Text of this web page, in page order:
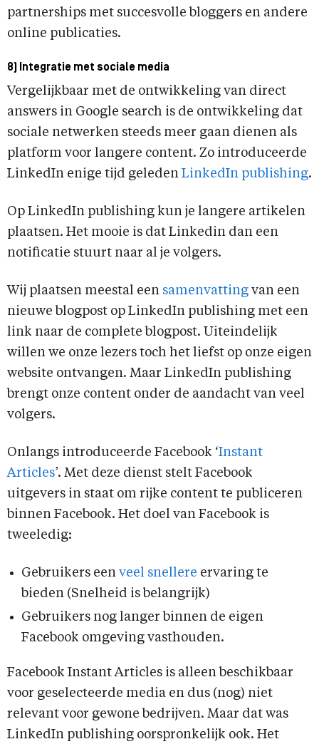
partnerships met succesvolle bloggers en andere
online publicaties.
8) Integratie met sociale media
Vergelijkbaar met de ontwikkeling van direct
answers in Google search is de ontwikkeling dat
sociale netwerken steeds meer gaan dienen als
platform voor langere content. Zo introduceerde
LinkedIn enige tijd geleden LinkedIn publishing.
Op LinkedIn publishing kun je langere artikelen
plaatsen. Het mooie is dat Linkedin dan een
notificatie stuurt naar al je volgers.
Wij plaatsen meestal een samenvatting van een
nieuwe blogpost op LinkedIn publishing met een
link naar de complete blogpost. Uiteindelijk
willen we onze lezers toch het liefst op onze eigen
website ontvangen. Maar LinkedIn publishing
brengt onze content onder de aandacht van veel
volgers.
Onlangs introduceerde Facebook ‘Instant
Articles’. Met deze dienst stelt Facebook
uitgevers in staat om rijke content te publiceren
binnen Facebook. Het doel van Facebook is
tweeledig:
Gebruikers een veel snellere ervaring te
bieden (Snelheid is belangrijk)
Gebruikers nog langer binnen de eigen
Facebook omgeving vasthouden.
Facebook Instant Articles is alleen beschikbaar
voor geselecteerde media en dus (nog) niet
relevant voor gewone bedrijven. Maar dat was
LinkedIn publishing oorspronkelijk ook. Het